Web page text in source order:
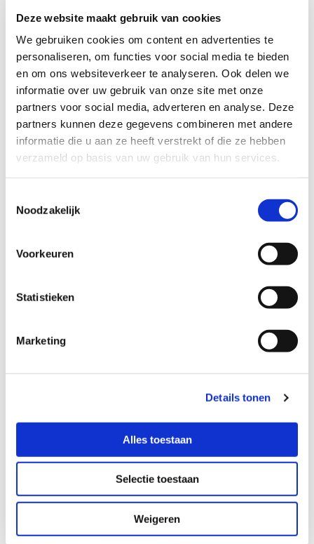
Deze website maakt gebruik van cookies
We gebruiken cookies om content en advertenties te
personaliseren, om functies voor social media te bieden
en om ons websiteverkeer te analyseren. Ook delen we
informatie over uw gebruik van onze site met onze
partners voor social media, adverteren en analyse. Deze
partners kunnen deze gegevens combineren met andere
informatie die u aan ze heeft verstrekt of die ze hebben
verzameld op basis van uw gebruik van hun services.
Noodzakelijk
Voorkeuren
Statistieken
Marketing
Details tonen
Alles toestaan
Selectie toestaan
Weigeren
Snacks
Vleesgerechten